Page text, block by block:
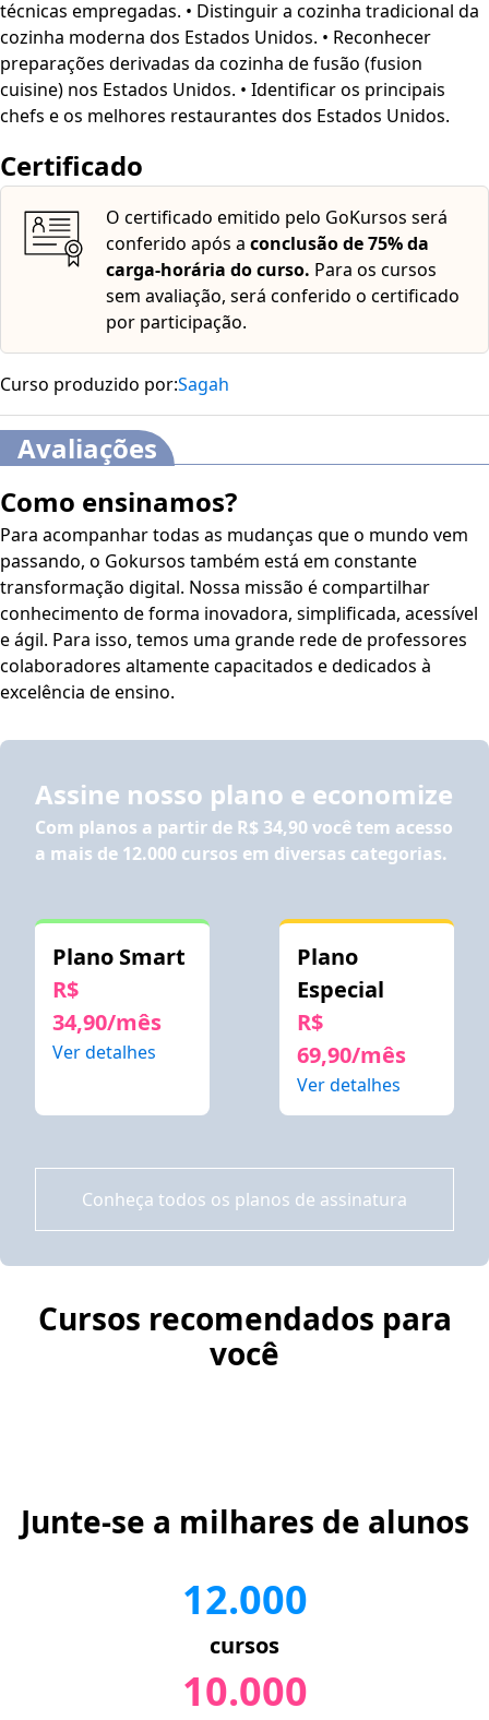
técnicas empregadas. • Distinguir a cozinha tradicional da
cozinha moderna dos Estados Unidos. • Reconhecer
preparações derivadas da cozinha de fusão (fusion
cuisine) nos Estados Unidos. • Identificar os principais
chefs e os melhores restaurantes dos Estados Unidos.
Certificado
O certificado emitido pelo GoKursos será
conferido após a conclusão de 75% da
carga-horária do curso. Para os cursos
sem avaliação, será conferido o certificado
por participação.
Curso produzido por:Sagah
Avaliações
Como ensinamos?
Para acompanhar todas as mudanças que o mundo vem
passando, o Gokursos também está em constante
transformação digital. Nossa missão é compartilhar
conhecimento de forma inovadora, simplificada, acessível
e ágil. Para isso, temos uma grande rede de professores
colaboradores altamente capacitados e dedicados à
excelência de ensino.
Assine nosso plano e economize
Com planos a partir de R$ 34,90você tem acesso
a mais de 12.000 cursos em diversas categorias.
Plano Smart
R$
34,90/mês
Ver detalhes
Plano
Especial
R$
69,90/mês
Ver detalhes
Conheça todos os planos de assinatura
Cursos recomendados para
você
Junte-se a milhares de alunos
12.000
cursos
10.000